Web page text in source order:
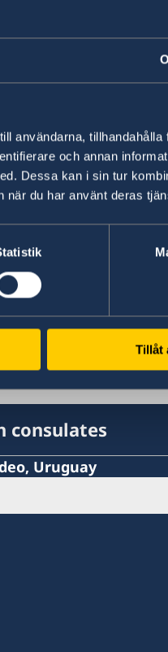
användarna, tillhandahålla
och annan
Dessa kan i sin tur
när du har använt deras
Tillåt
website for tourism
to Sweden
for third country
on the Swedish
in Spanish
information is
on the upper
consulates
Uruguay